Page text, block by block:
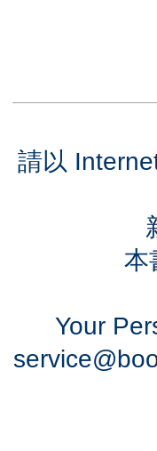
請以
本
Your